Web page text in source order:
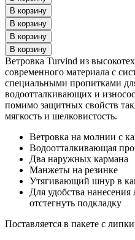
Ветровка Turvind из
современного материала с
специальными пропитками
водоотталкивающих и
помимо защитных свойств
мягкость и шелковистость.
Ветровка на молнии с
Водоотталкивающая
Два наружных кармана
Манжеты на резинке
Утягивающий шнур в
Для удобства
отстегнуть подкладку
Поставляется в пакете с